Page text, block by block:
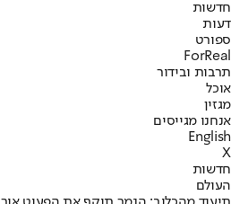
חדשות
דעות
ספורט
ForReal
תרבות ובידור
אוכל
מגזין
אנחנו מגייסים
English
X
חדשות
העולם